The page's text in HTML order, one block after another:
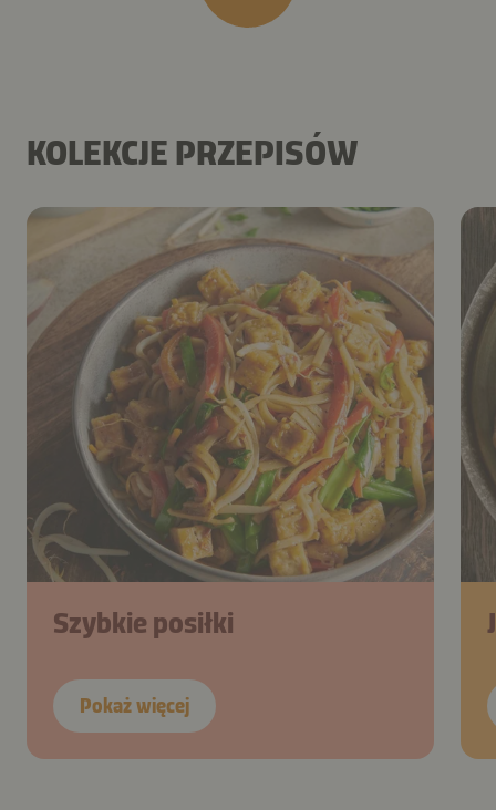
KOLEKCJE PRZEPISÓW
Szybkie posiłki
Pokaż więcej